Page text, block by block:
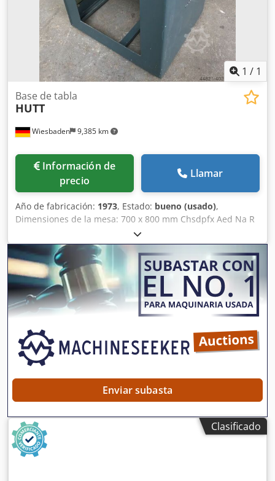
1 / 1
Wiesbaden 9,385 km
Base de tabla
HUTT
Información de
precio
Llamar
Año de fabricación: 1973, Estado: bueno (usado),
Dimensiones de la mesa: 700 x 800 mm Chsdpfx Aed Na R
Seatoa Grosor de la placa: 18 mm Altura de la mesa sobre
el suelo: 830 mm
Enviar subasta
Clasificado